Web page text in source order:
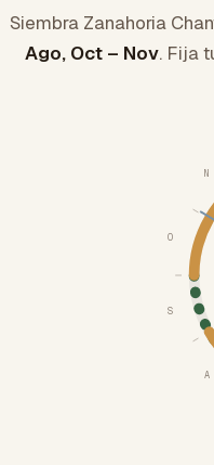
Siembra Zanahoria
Ago, Oct – Nov. Fija
A
S
O
N